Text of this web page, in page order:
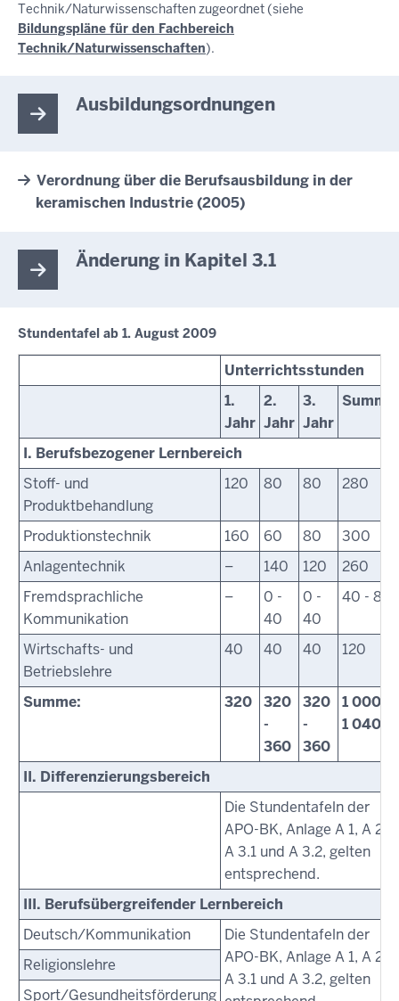
Technik/Naturwissenschaften zugeordnet (siehe
Bildungspläne für den Fachbereich
Technik/Naturwissenschaften).
Ausbildungsordnungen
Verordnung über die Berufsausbildung in der
keramischen Industrie (2005)
Änderung in Kapitel 3.1
Stundentafel ab 1. August 2009
Unterrichtsstunden
1.
Jahr
2.
Jahr
3.
Jahr
Summe
I. Berufsbezogener Lernbereich
Stoff- und
Produktbehandlung
120 80 80 280
Produktionstechnik 160 60 80
300
Anlagentechnik
– 140 120
260
Fremdsprachliche
Kommunikation
–
0 -
40
0 -
40
40 - 80
Wirtschafts- und
Betriebslehre
40 40 40 120
Summe: 320
320
-
360
320
-
360
1 000 -
1 040
II. Differenzierungsbereich
Die Stundentafeln der
APO-BK, Anlage A 1, A 2,
A 3.1 und A 3.2, gelten
entsprechend.
III. Berufsübergreifender Lernbereich
Deutsch/Kommunikation
Die Stundentafeln der
APO-BK, Anlage A 1, A 2,
A 3.1 und A 3.2, gelten
Religionslehre
Sport/Gesundheitsförderung